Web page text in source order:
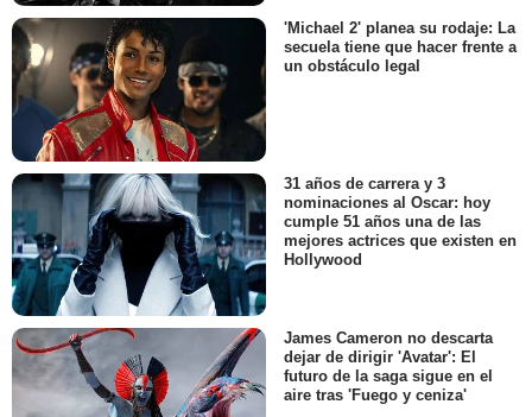
'Michael 2' planea su rodaje: La
secuela tiene que hacer frente a
un obstáculo legal
31 años de carrera y 3
nominaciones al Oscar: hoy
cumple 51 años una de las
mejores actrices que existen en
Hollywood
James Cameron no descarta
dejar de dirigir 'Avatar': El
futuro de la saga sigue en el
aire tras 'Fuego y ceniza'